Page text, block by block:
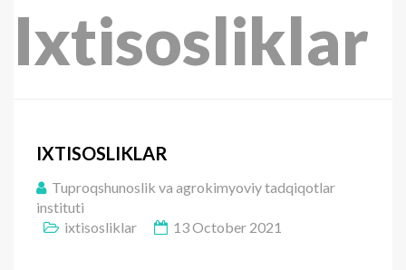
Ixtisosliklar
IXTISOSLIKLAR
Tuproqshunoslik va agrokimyoviy tadqiqotlar
instituti
ixtisosliklar
13 October 2021